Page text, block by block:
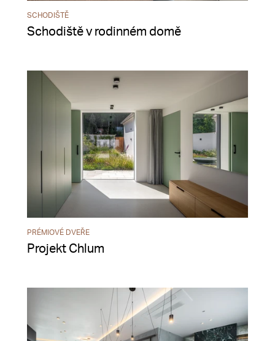
SCHODIŠTĚ
Schodiště v rodinném domě
PRÉMIOVÉ DVEŘE
Projekt Chlum